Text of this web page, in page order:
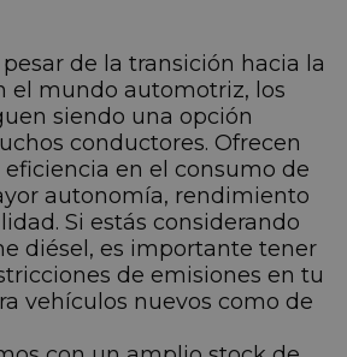
de la transición hacia la
el mundo automotriz, los
siendo una opción
conductores. Ofrecen
en el consumo de
autonomía, rendimiento
Si estás considerando
diésel, es importante tener
de emisiones en tu
vehículos nuevos como de